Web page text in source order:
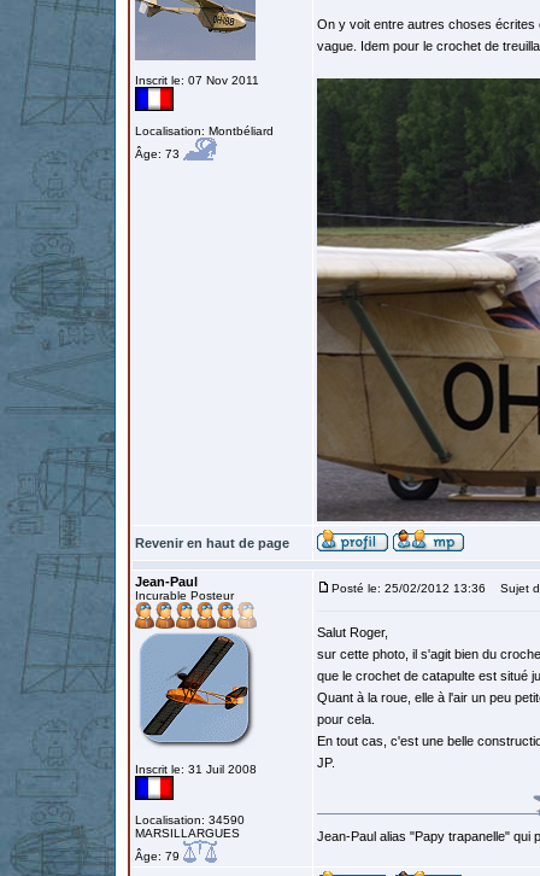
Inscrit le: 07 Nov 2011
Localisation: Montbéliard
Âge: 73
On y voit entre autres choses écrites
vague. Idem pour le crochet de
Revenir en haut de page
Jean-Paul
Incurable Posteur
Inscrit le: 31 Juil 2008
Localisation: 34590
MARSILLARGUES
Âge: 79
Posté le: 25/02/2012 13:36 Sujet
Salut Roger,
sur cette photo, il s'agit bien du
que le crochet de catapulte est situé
Quant à la roue, elle à l'air un peu
pour cela.
En tout cas, c'est une belle
JP.
Jean-Paul alias "Papy trapanelle" qui